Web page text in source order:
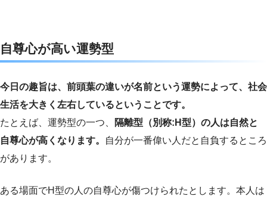
自尊心が高い運勢型
今日の趣旨は、前頭葉の違いが名前という運勢によって、社会
生活を大きく左右しているということです。
たとえば、運勢型の一つ、
隔離型（別称:H型）の人は自然と
自尊心が高くなります。
自分が一番偉い人だと自負するところ
があります。
ある場面でH型の人の自尊心が傷つけられたとします。本人は